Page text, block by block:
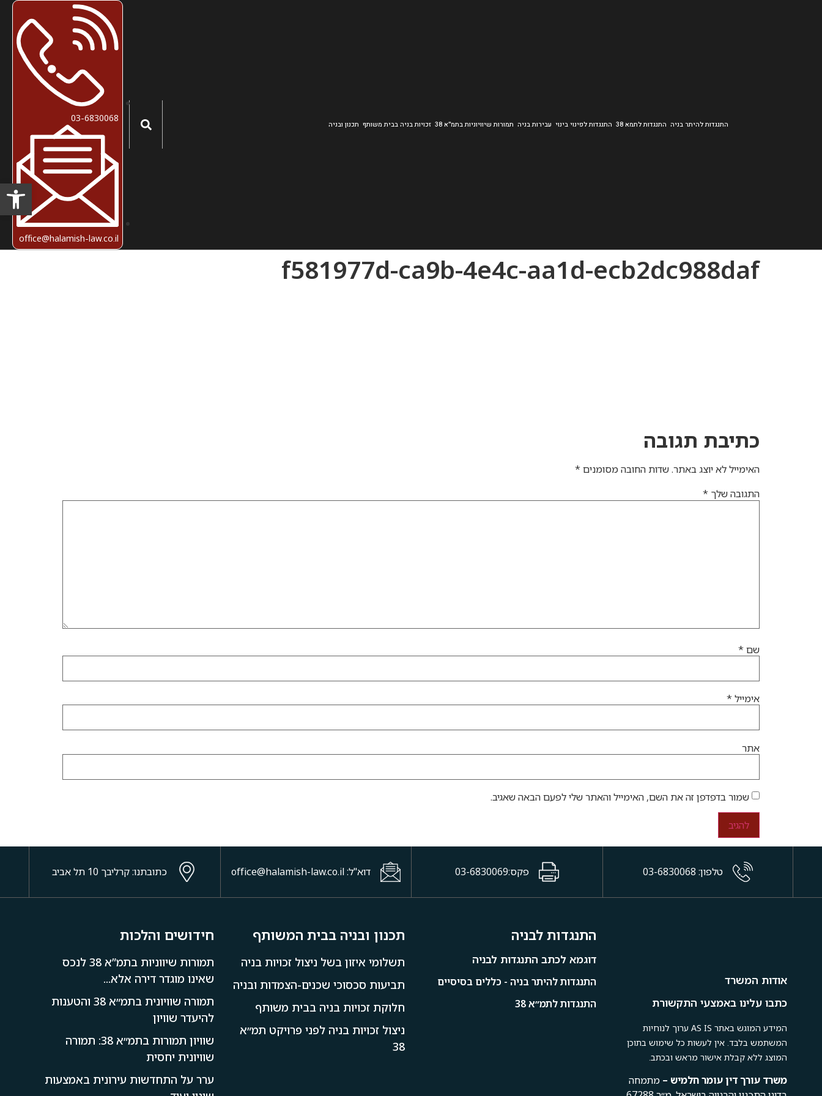
התנגדות להיתר בניה התנגדות לתמא 38 התנגדות לפינוי בינוי עבירות בניה תמורות שיוויוניות בתמ״א 38 זכויות בניה בבית משותף תכנון ובניה
03-6830068
office@halamish-law.co.il
f581977d-ca9b-4e4c-aa1d-ecb2dc988daf
כתיבת תגובה
האימייל לא יוצג באתר.שדות החובה מסומנים *
התגובה שלך *
שם *
אימייל *
אתר
שמור בדפדפן זה את השם, האימייל והאתר שלי לפעם הבאה שאגיב.
טלפון: 03-6830068 פקס:03-6830069 דוא"ל: office@halamish-law.co.il כתובתנו: קרליבך 10 תל אביב
אודות המשרד
כתבו עלינו באמצעי התקשורת
המידע המוגש באתר AS IS ערוך לנוחיות
המשתמש בלבד. אין לעשות כל שימוש בתוכן
המוצג ללא קבלת אישור מראש ובכתב.
משרד עורךדיןעומרחלמיש – מתמחה
התנגדות לבניה
דוגמא לכתב התנגדות לבניה
התנגדות להיתר בניה - כללים בסיסיים
התנגדות לתמ״א 38
תכנון ובניה בבית המשותף
תשלומי איזון בשל ניצול זכויות בניה
תביעות סכסוכי שכנים-הצמדות ובניה
חלוקת זכויות בניה בבית משותף
ניצול זכויות בניה לפני פרויקט תמ״א
38
חידושים והלכות
תמורות שיווניות בתמ”א 38 לנכס
שאינו מוגדר דירה אלא...
תמורה שוויונית בתמ״א 38 והטענות
להיעדר שוויון
שוויון תמורות בתמ״א 38: תמורה
שוויונית יחסית
ערר על התחדשות עירונית באמצעות
פתח